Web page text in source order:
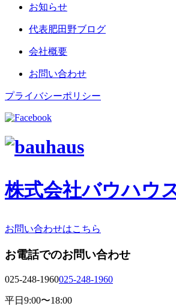
お知らせ
代表肥田野ブログ
会社概要
お問い合わせ
プライバシーポリシー
株式会社バウハウ
お問い合わせはこちら
お電話でのお問い合わせ
025-248-1960025-248-1960
平日9:00〜18:00